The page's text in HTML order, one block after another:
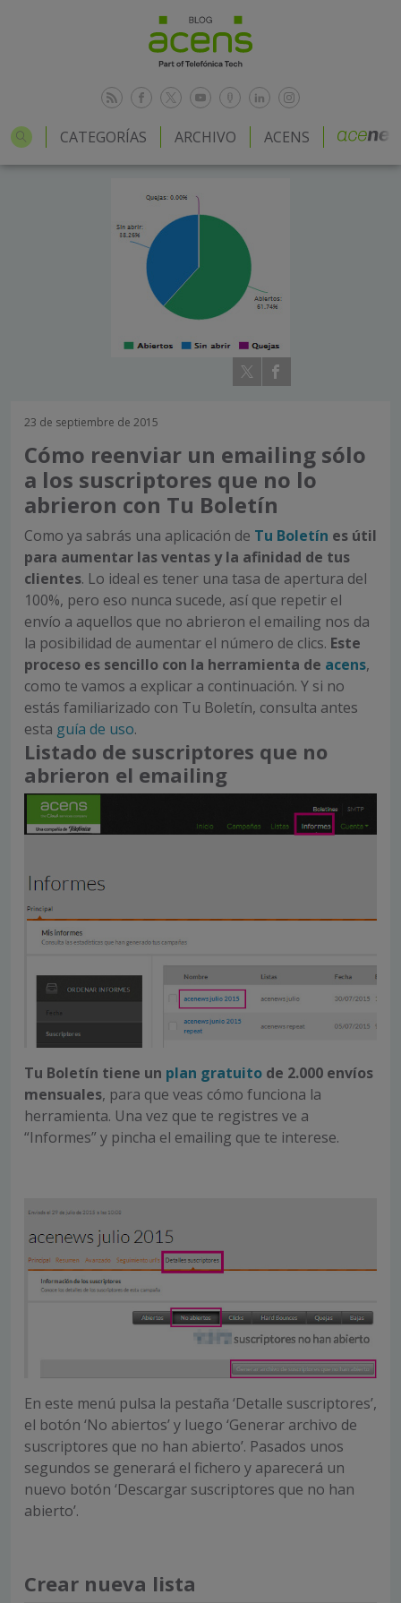
CATEGORÍAS ARCHIVO ACENS
23 de septiembre de 2015
Cómo reenviar un emailing sólo
a los suscriptores que no lo
abrieron con Tu Boletín
Como ya sabrás una aplicación de Tu Boletín es útil
para aumentar las ventas y la afinidad de tus
clientes. Lo ideal es tener una tasa de apertura del
100%, pero eso nunca sucede, así que repetir el
envío a aquellos que no abrieron el emailing nos da
la posibilidad de aumentar el número de clics. Este
proceso es sencillo con la herramienta de acens,
como te vamos a explicar a continuación. Y si no
estás familiarizado con Tu Boletín, consulta antes
esta guía de uso.
Listado de suscriptores que no
abrieron el emailing
Tu Boletín tiene un plan gratuito de 2.000 envíos
mensuales, para que veas cómo funciona la
herramienta. Una vez que te registres ve a
“Informes” y pincha el emailing que te interese.
En este menú pulsa la pestaña ‘Detalle suscriptores’,
el botón ‘No abiertos’ y luego ‘Generar archivo de
suscriptores que no han abierto’. Pasados unos
segundos se generará el fichero y aparecerá un
nuevo botón ‘Descargar suscriptores que no han
abierto’.
Crear nueva lista